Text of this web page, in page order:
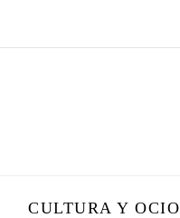
CULTURA Y OCIO